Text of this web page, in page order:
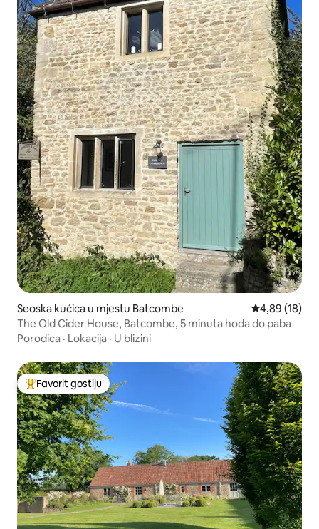
Seoska kućica u mjestu Batcombe Prosječna
4,89 (18)
The Old Cider House, Batcombe, 5 minuta hoda do paba
Porodica · Lokacija · U blizini
Glavni favorit gostiju
Favorit gostiju